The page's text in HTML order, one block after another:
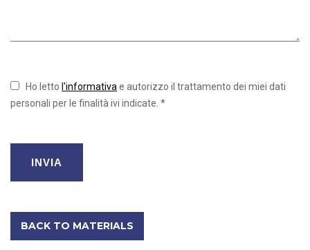
Ho letto l'informativa e autorizzo il trattamento dei miei dati
personali per le finalità ivi indicate. *
BACK TO MATERIALS